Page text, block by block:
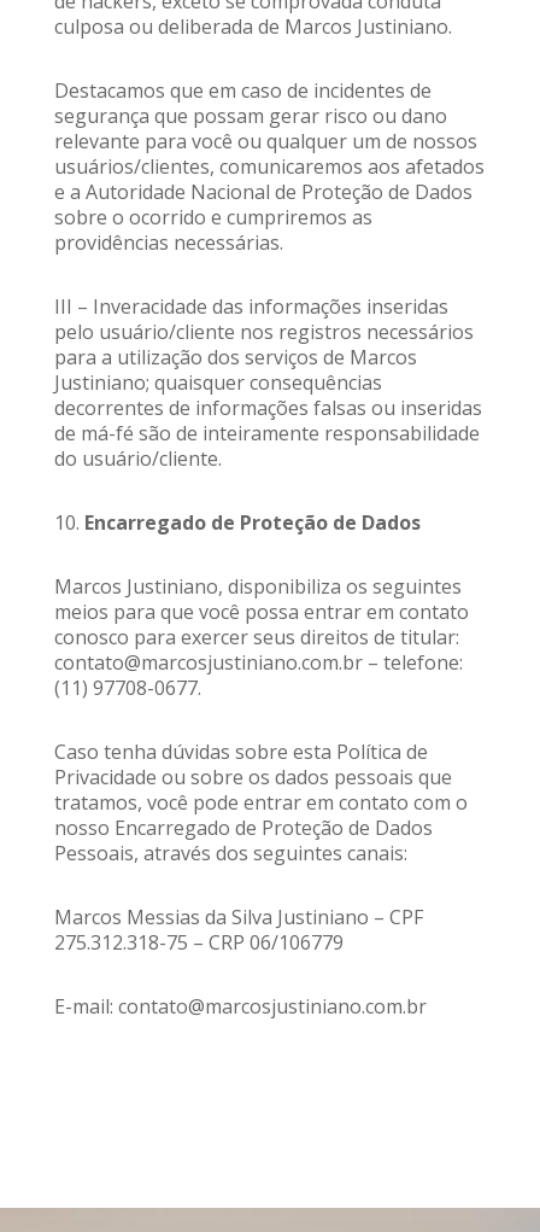
culposa ou deliberada de Marcos Justiniano.
Destacamos que em caso de incidentes de
segurança que possam gerar risco ou dano
relevante para você ou qualquer um de nossos
usuários/clientes, comunicaremos aos afetados
e a Autoridade Nacional de Proteção de Dados
sobre o ocorrido e cumpriremos as
providências necessárias.
III – Inveracidade das informações inseridas
pelo usuário/cliente nos registros necessários
para a utilização dos serviços de Marcos
Justiniano; quaisquer consequências
decorrentes de informações falsas ou inseridas
de má-fé são de inteiramente responsabilidade
do usuário/cliente.
10. Encarregado de Proteção de Dados
Marcos Justiniano, disponibiliza os seguintes
meios para que você possa entrar em contato
conosco para exercer seus direitos de titular:
contato@marcosjustiniano.com.br – telefone:
(11) 97708-0677.
Caso tenha dúvidas sobre esta Política de
Privacidade ou sobre os dados pessoais que
tratamos, você pode entrar em contato com o
nosso Encarregado de Proteção de Dados
Pessoais, através dos seguintes canais:
Marcos Messias da Silva Justiniano – CPF
275.312.318-75 – CRP 06/106779
E-mail: contato@marcosjustiniano.com.br